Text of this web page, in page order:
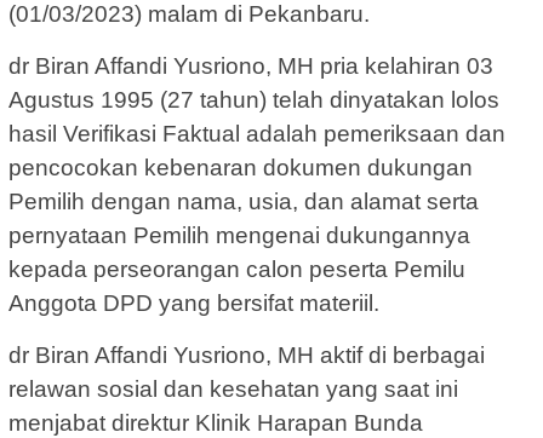
(01/03/2023) malam di Pekanbaru.
dr Biran Affandi Yusriono, MH pria kelahiran 03
Agustus 1995 (27 tahun) telah dinyatakan lolos
hasil Verifikasi Faktual adalah pemeriksaan dan
pencocokan kebenaran dokumen dukungan
Pemilih dengan nama, usia, dan alamat serta
pernyataan Pemilih mengenai dukungannya
kepada perseorangan calon peserta Pemilu
Anggota DPD yang bersifat materiil.
dr Biran Affandi Yusriono, MH aktif di berbagai
relawan sosial dan kesehatan yang saat ini
menjabat direktur Klinik Harapan Bunda